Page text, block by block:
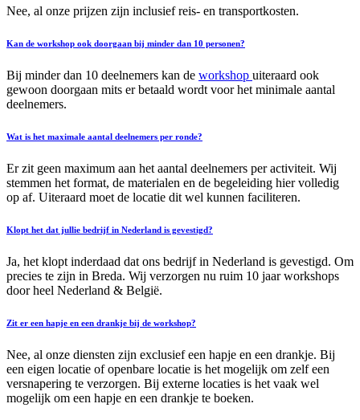
Nee, al onze prijzen zijn inclusief reis- en transportkosten.
Kan de workshop ook doorgaan bij minder dan 10 personen?
Bij minder dan 10 deelnemers kan de workshop uiteraard ook
gewoon doorgaan mits er betaald wordt voor het minimale aantal
deelnemers.
Wat is het maximale aantal deelnemers per ronde?
Er zit geen maximum aan het aantal deelnemers per activiteit. Wij
stemmen het format, de materialen en de begeleiding hier volledig
op af. Uiteraard moet de locatie dit wel kunnen faciliteren.
Klopt het dat jullie bedrijf in Nederland is gevestigd?
Ja, het klopt inderdaad dat ons bedrijf in Nederland is gevestigd. Om
precies te zijn in Breda. Wij verzorgen nu ruim 10 jaar workshops
door heel Nederland & België.
Zit er een hapje en een drankje bij de workshop?
Nee, al onze diensten zijn exclusief een hapje en een drankje. Bij
een eigen locatie of openbare locatie is het mogelijk om zelf een
versnapering te verzorgen. Bij externe locaties is het vaak wel
mogelijk om een hapje en een drankje te boeken.